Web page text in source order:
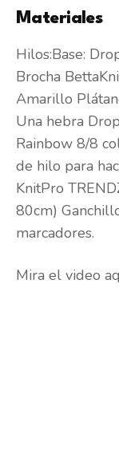
Materiales
Hilos:Base:
Brocha
Amarillo
Una hebra
Rainbow 8/8
de hilo para
KnitPro
80cm)
marcadores.
Mira el video